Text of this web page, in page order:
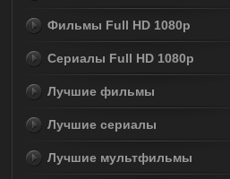
Фильмы Full HD 1080p
Сериалы Full HD 1080p
Лучшие фильмы
Лучшие сериалы
Лучшие мультфильмы